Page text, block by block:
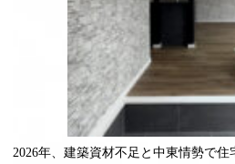
2026年、建築資材不足と中東情勢で